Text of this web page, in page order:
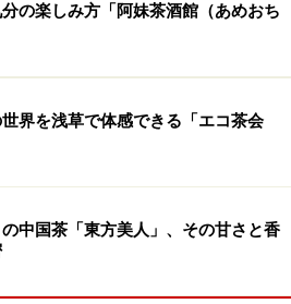
の楽しみ方「阿妹茶酒館（あめおち
界を浅草で体感できる「エコ茶会
中国茶「東方美人」、その甘さと香